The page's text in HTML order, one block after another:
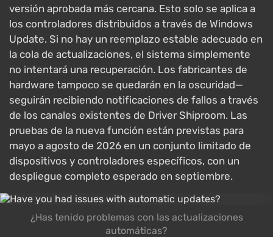
versión aprobada más cercana. Esto solo se aplica a
los controladores distribuidos a través de Windows
Update. Si no hay un reemplazo estable adecuado en
la cola de actualizaciones, el sistema simplemente
no intentará una recuperación. Los fabricantes de
hardware tampoco se quedarán en la oscuridad—
seguirán recibiendo notificaciones de fallos a través
de los canales existentes de Driver Shiproom. Las
pruebas de la nueva función están previstas para
mayo a agosto de 2026 en un conjunto limitado de
dispositivos y controladores específicos, con un
despliegue completo esperado en septiembre.
¿Has tenido problemas con las actualizaciones
automáticas?